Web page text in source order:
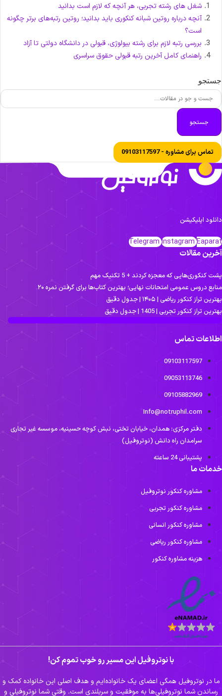
شغل های رشته تجربی، هر آنچه که لازم است بدانید
آنچه درباره روتین شبانه کنکوری باید بدانید؛ روتین رتبه‌های برتر چگونه
است؟
بررسی رتبه لازم برای رشته بیولوژی، قبولی در دانشگاه دولتی تا آزاد
راهنمای کامل آخرین رتبه قبولی حقوق سراسری
جستجو
تماس برای مشاوره - 09103117597
اپلیکیشن
TelegramInstagram
مقالات
کنکوری‌هایی که معجزه کردند + 5 تکنیک مهم
دروس عمومی امتحانات نهایی؛ بهترین کتاب‌ها برای گرفتن نمره ۲۰
تراز کنکور ریاضی | ۱۴۰۵ | جدول دقیق
تراز کنکور تجربی | 1405 | جدول دقیق
تماس
09103117597
09053113746
09105882969
Info@notruphil.com
دفتر مرکزی: همدان، خیابان تختی، نبش کوچه حسینیه، موسسه غیر تجاری
سرامدان راه دانش (نوتروفیل)
پشتیبانی 24 ساعته
ما
مشاوره کنکور نوتروفیل
مشاوره کنکور تجربی
مشاوره کنکور انسانی
مشاوره کنکور ریاضی
هزینه مشاوره کنکور
با نوتروفیل این مسیر رو خوب تموم کن!
ما در نوتروفیل همگی اعضای یک خانواده‌ایم و هدف اصلی این خانواده کمک و
رساندن شما نوتروفیلی‌ها به موفقیت و سربلندی است. وقتی شما نوتروفیلی و